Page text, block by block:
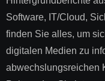
Software, IT/Cloud,
finden Sie alles, um
digitalen Medien zu
abwechslungsreichen